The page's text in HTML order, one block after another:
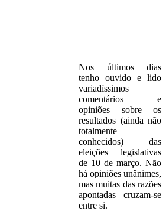
Nos últimos dias
tenho ouvido e lido
variadíssimos
comentários e
opiniões sobre os
resultados (ainda não
totalmente
conhecidos) das
eleições legislativas
de 10 de março. Não
há opiniões unânimes,
mas muitas das razões
apontadas cruzam-se
entre si.